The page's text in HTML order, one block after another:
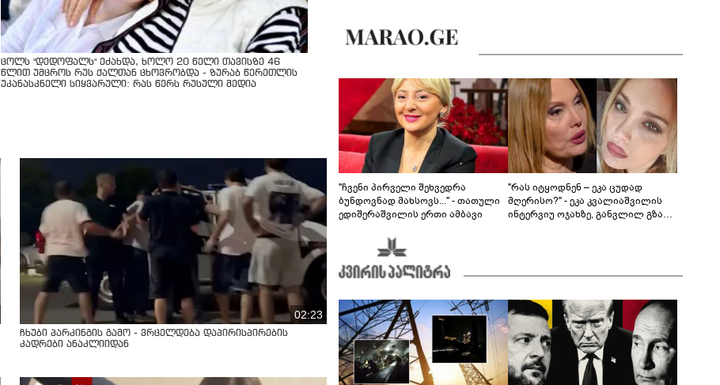
ცოლს "დედოფალს" ეძახდა, ხოლო 20 წელი თავისზე 46
წლით უმცროს რუს ქალთან ცხოვრობდა - ზურაბ წერეთლის
უკანასკნელი სიყვარული: რას წერს რუსული მედია
02:23
ჩხუბი პარკინგის გამო - ვრცელდება დაპირისპირების
კადრები ანაკლიიდან
მოწოდებაზე... წლობით
მიმდინარეობდა საქმის
"ჩვენი პირველი შეხვედრა
ბუნდოვნად მახსოვს..." - თათული
ედიშერაშვილის ერთი ამბავი
"რას იტყოდნენ – ეკა ცუდად
მღერისო?" - ეკა კვალიაშვილის
ინტერვიუ ოჯახზე, განვლილ გზასა